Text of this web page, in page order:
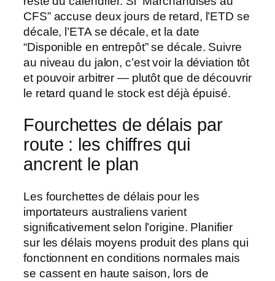
CFS” accuse deux jours de retard, l’ETD se
décale, l’ETA se décale, et la date
“Disponible en entrepôt” se décale. Suivre
au niveau du jalon, c’est voir la déviation tôt
et pouvoir arbitrer — plutôt que de découvrir
le retard quand le stock est déjà épuisé.
Fourchettes de délais par
route : les chiffres qui
ancrent le plan
Les fourchettes de délais pour les
importateurs australiens varient
significativement selon l’origine. Planifier
sur les délais moyens produit des plans qui
fonctionnent en conditions normales mais
se cassent en haute saison, lors de